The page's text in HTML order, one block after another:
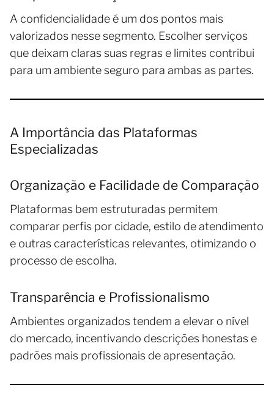
A confidencialidade é um dos pontos mais
valorizados nesse segmento. Escolher serviços
que deixam claras suas regras e limites contribui
para um ambiente seguro para ambas as partes.
A Importância das Plataformas
Especializadas
Organização e Facilidade de Comparação
Plataformas bem estruturadas permitem
comparar perfis por cidade, estilo de atendimento
e outras características relevantes, otimizando o
processo de escolha.
Transparência e Profissionalismo
Ambientes organizados tendem a elevar o nível
do mercado, incentivando descrições honestas e
padrões mais profissionais de apresentação.